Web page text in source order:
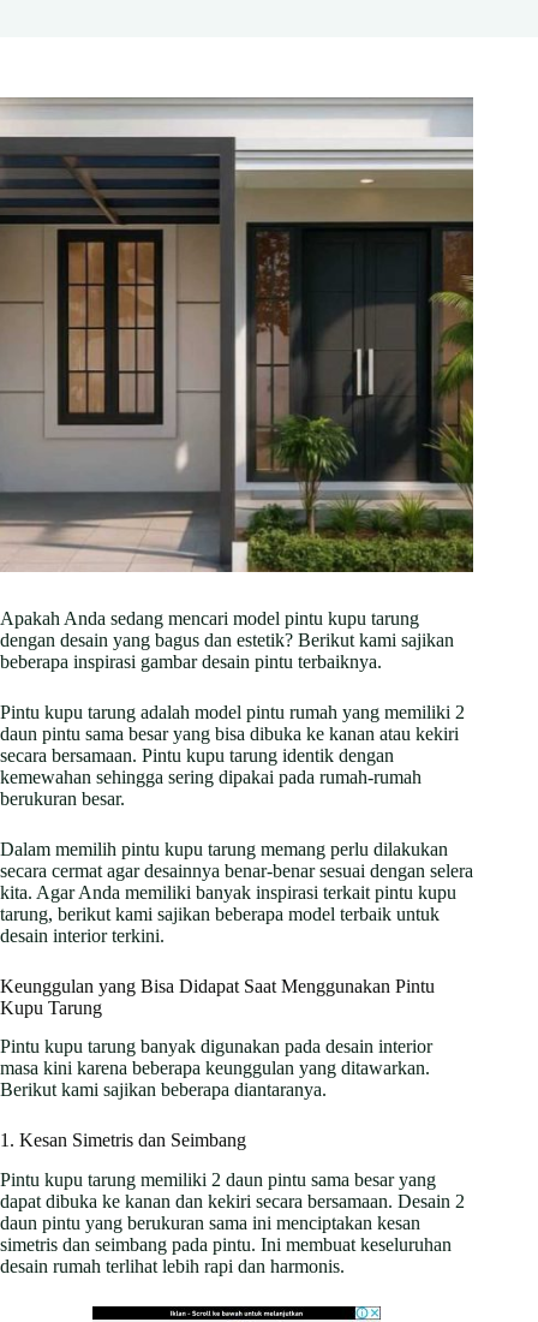
Apakah Anda sedang mencari model pintu kupu tarung
dengan desain yang bagus dan estetik? Berikut kami sajikan
beberapa inspirasi gambar desain pintu terbaiknya.
Pintu kupu tarung adalah model pintu rumah yang memiliki 2
daun pintu sama besar yang bisa dibuka ke kanan atau kekiri
secara bersamaan. Pintu kupu tarung identik dengan
kemewahan sehingga sering dipakai pada rumah-rumah
berukuran besar.
Dalam memilih pintu kupu tarung memang perlu dilakukan
secara cermat agar desainnya benar-benar sesuai dengan selera
kita. Agar Anda memiliki banyak inspirasi terkait pintu kupu
tarung, berikut kami sajikan beberapa model terbaik untuk
desain interior terkini.
Keunggulan yang Bisa Didapat Saat Menggunakan Pintu
Kupu Tarung
Pintu kupu tarung banyak digunakan pada desain interior
masa kini karena beberapa keunggulan yang ditawarkan.
Berikut kami sajikan beberapa diantaranya.
1. Kesan Simetris dan Seimbang
Pintu kupu tarung memiliki 2 daun pintu sama besar yang
dapat dibuka ke kanan dan kekiri secara bersamaan. Desain 2
daun pintu yang berukuran sama ini menciptakan kesan
simetris dan seimbang pada pintu. Ini membuat keseluruhan
desain rumah terlihat lebih rapi dan harmonis.